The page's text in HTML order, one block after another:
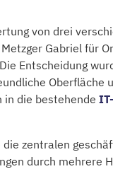
von drei
Gabriel für
Entscheidung
Oberfläche
die bestehende
zentralen
durch mehrere